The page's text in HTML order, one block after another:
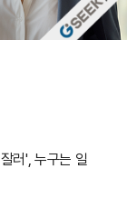
러', 누구는 일